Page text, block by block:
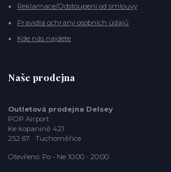
Reklamace/Odstoupení od smlouvy
Pravidla ochrany osobních údajů
Kde nás najdete
Naše prodejna
Outletová prodejna Delsey
POP Airport
Ke kopanině 421
252 67 Tuchoměřice
Otevřeno: Po - Ne 10:00 - 20:00